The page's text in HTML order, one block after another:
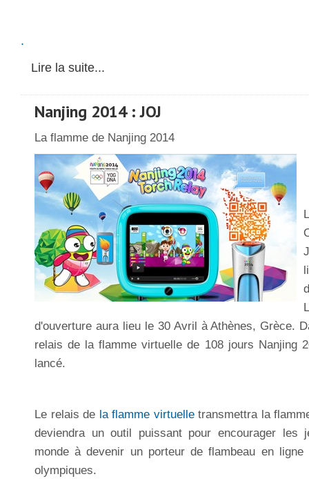
.
Lire la suite...
Nanjing 2014 : JOJ
La flamme de Nanjing 2014
d'ouverture aura lieu le 30 Avril à Athènes, Grèce.
relais de la flamme virtuelle de 108 jours Nanjing
lancé.
Le relais de la flamme virtuelletransmettra la
deviendra un outil puissant pour encourager les
monde à devenir un porteur de flambeau en
olympiques.